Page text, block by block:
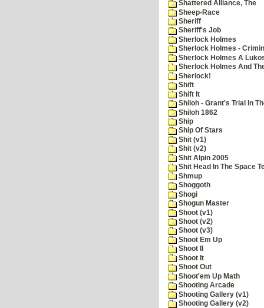
Shattered Alliance, The
Sheep-Race
Sheriff
Sheriff's Job
Sherlock Holmes
Sherlock Holmes -
Sherlock Holmes A
Sherlock Holmes And
Sherlock!
Shift
Shift It
Shiloh - Grant's Trial In
Shiloh 1862
Ship
Ship Of Stars
Shit (v1)
Shit (v2)
Shit Alpin 2005
Shit Head In The Space
Shmup
Shoggoth
Shogi
Shogun Master
Shoot (v1)
Shoot (v2)
Shoot (v3)
Shoot Em Up
Shoot II
Shoot It
Shoot Out
Shoot'em Up Math
Shooting Arcade
Shooting Gallery (v1)
Shooting Gallery (v2)